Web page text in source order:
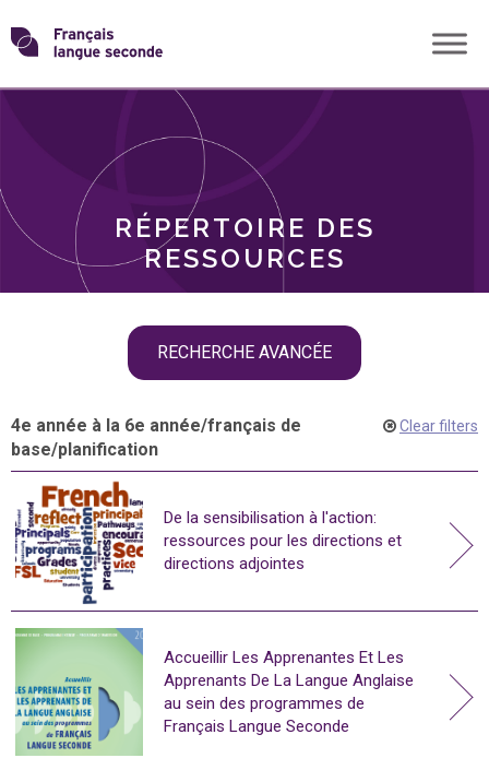
Skip
toTransformons
langue
RÉPERTOIRE DES
RESSOURCES
RECHERCHE AVANCÉE
THÈMES
4e année à la 6e année/français de
base/planification
Clear filters
De la sensibilisation à l'action:
ressources pour les directions et
directions adjointes
Accueillir Les Apprenantes Et Les
Apprenants De La Langue Anglaise
au sein des programmes de
Français Langue Seconde